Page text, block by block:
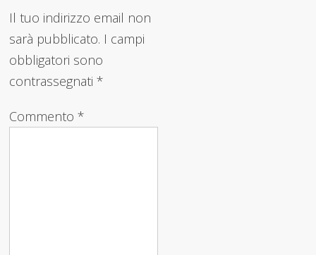
Il tuo indirizzo email non
sarà pubblicato. I campi
obbligatori sono
contrassegnati*
Commento*